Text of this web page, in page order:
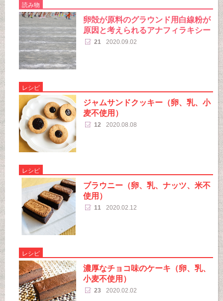
読み物
卵殻が原料のグラウンド用白線粉が
原因と考えられるアナフィラキシー
21 2020.09.02
レシピ
ジャムサンドクッキー（卵、乳、小
麦不使用）
12 2020.08.08
レシピ
ブラウニー（卵、乳、ナッツ、米不
使用）
11 2020.02.12
レシピ
濃厚なチョコ味のケーキ（卵、乳、
小麦不使用）
23 2020.02.02